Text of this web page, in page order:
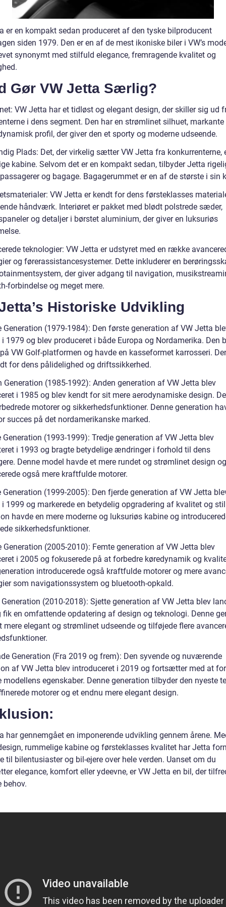
er en kompakt sedan produceret af den tyske bilproducent
siden 1979. Den er en af de mest ikoniske biler i VW’s
synonymt med stilfuld elegance, fremragende kvalitet og
Gør VW Jetta Særlig?
VW Jetta har et tidløst og elegant design, der skiller sig ud
i dens segment. Den har en strømlinet silhuet,
profil, der giver den et sporty og moderne udseende.
Plads: Det, der virkelig sætter VW Jetta fra konkurrenterne,
kabine. Selvom det er en kompakt sedan, tilbyder Jetta
og bagage. Bagagerummet er en af de største i sin
VW Jetta er kendt for dens førsteklasses
håndværk. Interiøret er pakket med blødt polstrede sæder,
og detaljer i børstet aluminium, der giver en luksuriøs
teknologier: VW Jetta er udstyret med en række
og førerassistancesystemer. Dette inkluderer en
der giver adgang til navigation,
forbindelse og meget mere.
Historiske Udvikling
Generation (1979-1984): Den første generation af VW Jetta
1979 og blev produceret i både Europa og Nordamerika. Den
VW Golf-platformen og havde en kasseformet karrosseri.
for dens pålidelighed og driftssikkerhed.
Generation (1985-1992): Anden generation af VW Jetta blev
i 1985 og blev kendt for sit mere aerodynamiske design.
motorer og sikkerhedsfunktioner. Denne generation
succes på det nordamerikanske marked.
Generation (1993-1999): Tredje generation af VW Jetta blev
i 1993 og bragte betydelige ændringer i forhold til dens
Denne model havde et mere rundet og strømlinet design og
også mere kraftfulde motorer.
Generation (1999-2005): Den fjerde generation af VW Jetta
i 1999 og markerede en betydelig opgradering af kvalitet og
havde en mere moderne og luksuriøs kabine og
sikkerhedsfunktioner.
Generation (2005-2010): Femte generation af VW Jetta blev
i 2005 og fokuserede på at forbedre køredynamik og
introducerede også kraftfulde motorer og mere
som navigationssystem og bluetooth-opkald.
(2010-2018): Sjette generation af VW Jetta blev
fik en omfattende opdatering af design og teknologi. Denne
mere elegant og strømlinet udseende og tilføjede flere
Generation (Fra 2019 og frem): Den syvende og nuværende
af VW Jetta blev introduceret i 2019 og fortsætter med at
modellens egenskaber. Denne generation tilbyder den nyeste
motorer og et endnu mere elegant design.
har gennemgået en imponerende udvikling gennem årene.
rummelige kabine og førsteklasses kvalitet har Jetta
til bilentusiaster og bil-ejere over hele verden. Uanset om du
elegance, komfort eller ydeevne, er VW Jetta en bil, der
behov.